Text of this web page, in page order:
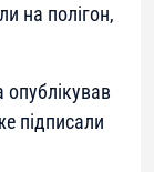
на полігон,
підписали